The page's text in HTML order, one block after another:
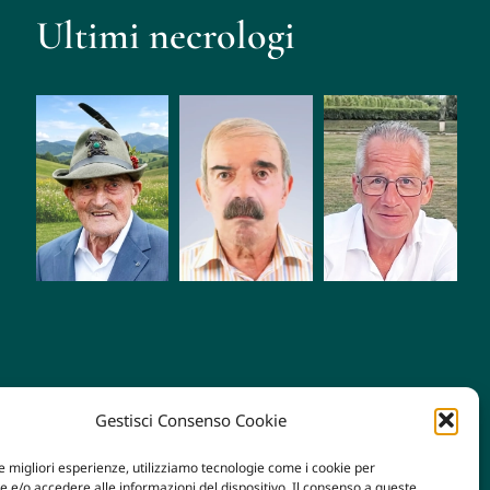
Gestisci Consenso Cookie
migliori esperienze, utilizziamo tecnologie come i cookie per
Ultimi necrologi
Mario
Zampese
Giacomo
Tognetti
Roberto
Fiorio